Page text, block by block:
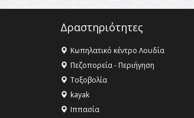
Δραστηριότητες
Κωπηλατικό κέντρο Λουδία
Πεζοπορεία - Περιήγηση
Τοξοβολία
kayak
Ιππασία